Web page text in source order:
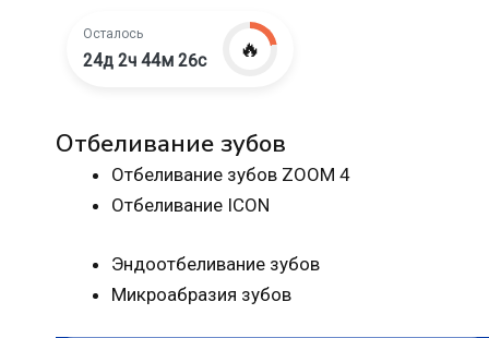
Осталось
24д 2ч 44м 25с 🔥
Отбеливание зубов
Отбеливание зубов ZOOM 4
Отбеливание ICON
Эндоотбеливание зубов
Микроабразия зубов